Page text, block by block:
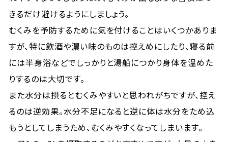
きるだけ避けるようにしましょう。
むくみを予防するために気を付けることはいくつかありま
すが、特に飲酒や濃い味のものは控えめにしたり、寝る前
には半身浴などでしっかりと湯船につかり身体を温めた
りするのは大切です。
また水分は摂るとむくみやすいと思われがちですが、控え
るのは逆効果。水分不足になると逆に体は水分をため込
もうとしてしまうため、むくみやすくなってしまいます。